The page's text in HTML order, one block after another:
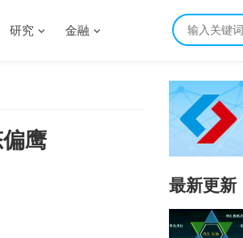
研究 金融
鹰
最新更新